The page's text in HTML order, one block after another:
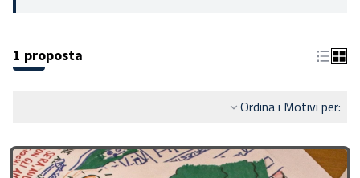
1 proposta
Ordina i Motivi per: